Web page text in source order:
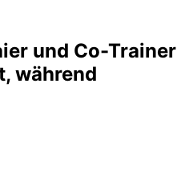
und Co-Trainer
während